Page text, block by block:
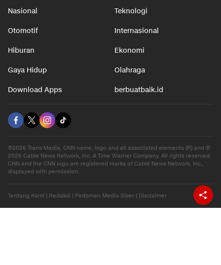
Nasional Teknologi
Otomotif Internasional
Hiburan Ekonomi
Gaya Hidup Olahraga
Download Apps berbuatbaik.id
©2026 Trans Media, CNN name, logo and all associated elements (R) and ©
2026 Cable News Network, Inc. A Time Warner Company. All rights reserved.
CNN and the CNN logo are registered marks of Cable News Network, Inc.,
displayed with permission.
Tentang Kami Redaksi Pedoman Media Siber Disclaimer